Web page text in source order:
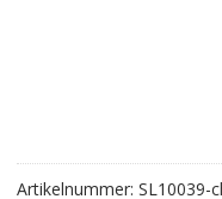
Series
Artikelnummer: SL10039-